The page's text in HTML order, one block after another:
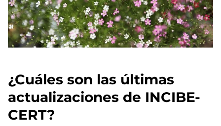
¿Cuáles son las últimas
actualizaciones de INCIBE-
CERT?